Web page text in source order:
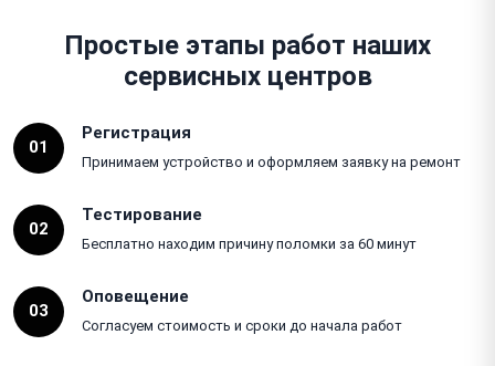
Простые этапы работ наших
сервисных центров
01
Регистрация
Принимаем устройство и оформляем заявку на ремонт
02
Тестирование
Бесплатно находим причину поломки за 60 минут
03
Оповещение
Согласуем стоимость и сроки до начала работ